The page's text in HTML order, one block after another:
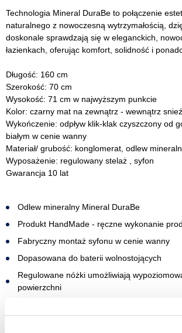
Technologia Mineral DuraBe to połączenie
naturalnego z nowoczesną wytrzymałością,
doskonale sprawdzają się w eleganckich,
łazienkach, oferując komfort, solidność i
Długość: 160 cm
Szerokość: 70 cm
Wysokość: 71 cm w najwyższym punkcie
Kolor: czarny mat na zewnątrz - wewnątrz
Wykończenie: odpływ klik-klak czyszczony od
białym w cenie wanny
Materiał/ grubość: konglomerat, odlew
Wyposażenie: regulowany stelaż , syfon
Gwarancja 10 lat
Odlew mineralny Mineral DuraBe
Produkt HandMade - ręczne wykonanie
Fabryczny montaż syfonu w cenie wanny
Dopasowana do baterii wolnostojących
Regulowane nóżki umożliwiają
powierzchni
odbarwienia